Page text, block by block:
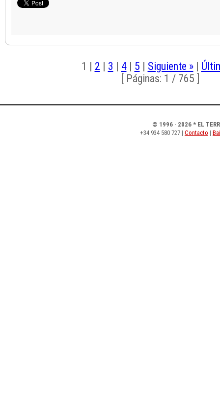
1 | 2 | 3 | 4| 5 | Siguiente »|
[ Páginas: 1 / 765 ]
© 1996 · 2026 * EL
+34 934 580 727 | Contacto |